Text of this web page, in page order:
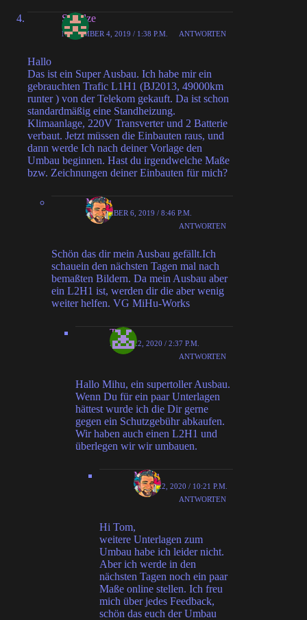
Schulze
NOVEMBER 4, 2019 / 1:38 P.M. ANTWORTEN
Hallo
Das ist ein Super Ausbau. Ich habe mir ein
gebrauchten Trafic L1H1 (BJ2013, 49000km
runter ) von der Telekom gekauft. Da ist schon
standardmäßig eine Standheizung.
Klimaanlage, 220V Transverter und 2 Batterie
verbaut. Jetzt müssen die Einbauten raus, und
dann werde Ich nach deiner Vorlage den
Umbau beginnen. Hast du irgendwelche Maße
bzw. Zeichnungen deiner Einbauten für mich?
MiHu
NOVEMBER 6, 2019 / 8:46 P.M.
ANTWORTEN
Schön das dir mein Ausbau gefällt.Ich
schauein den nächsten Tagen mal nach
bemaßten Bildern. Da mein Ausbau aber
ein L2H1 ist, werden dir die aber wenig
weiter helfen. VG MiHu-Works
Tom
MÄRZ 22, 2020 / 2:37 P.M.
ANTWORTEN
Hallo Mihu, ein supertoller Ausbau.
Wenn Du für ein paar Unterlagen
hättest wurde ich die Dir gerne
gegen ein Schutzgebühr abkaufen.
Wir haben auch einen L2H1 und
überlegen wir wir umbauen.
MiHu
MÄRZ 22, 2020 / 10:21 P.M.
ANTWORTEN
Hi Tom,
weitere Unterlagen zum
Umbau habe ich leider nicht.
Aber ich werde in den
nächsten Tagen noch ein paar
Maße online stellen. Ich freu
mich über jedes Feedback,
schön das euch der Umbau